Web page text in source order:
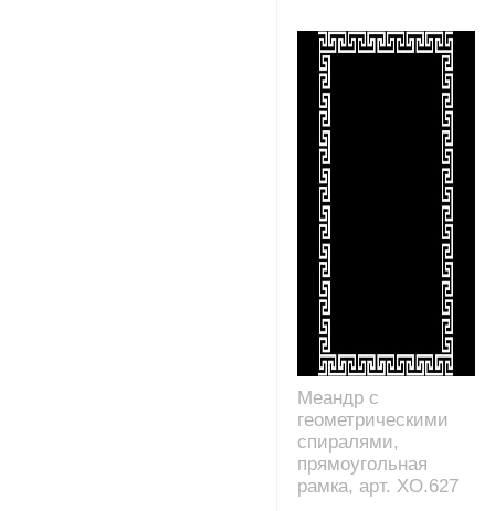
Меандр с
геометрическими
спиралями,
прямоугольная
рамка, арт. XO.627